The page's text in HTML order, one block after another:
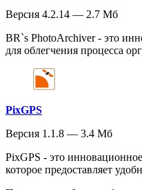
Версия 4.2.14 — 2.7 Мб
BR`s PhotoArchiver - это
для облегчения процесса
PixGPS
Версия 1.1.8 — 3.4 Мб
PixGPS - это
которое предоставляет